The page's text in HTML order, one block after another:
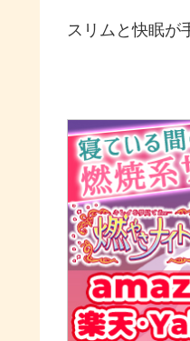
スリムと快眠が